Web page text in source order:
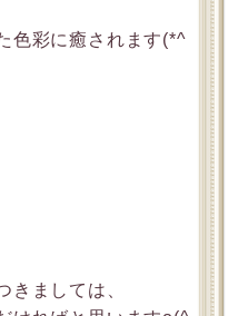
色彩に癒されます(*^
きましては、